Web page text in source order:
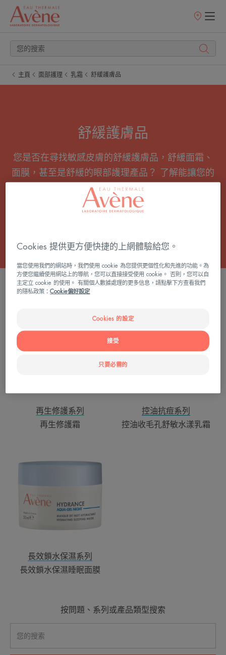
銷
主頁 面部護理 乳霜 舒緩護膚品
舒緩護膚品
您是否在尋找敏感皮膚的舒緩護膚品，舒緩面霜、
面膜，甚至是舒緩的眼部護理產品？ 了解能讓您的
皮膚立即感受到舒適的產品。
3 結果 "舒緩護膚品"
修
霜
再生修護系列
再生修護霜
收
孔
乳
霜
控油抗痘系列
控油收毛孔舒敏水漾乳霜
效
濕
睡
眠
膜
長效鎖水保濕系列
長效鎖水保濕睡眠面膜
按問題、系列或產品類型搜索
Cookies 提供更方便快捷的上網體驗給您。
當您使用我們的網站時，我們使用 cookie 為您提供更個性化和先進的功能。為
方便您繼續使用網站上的導航，您可以直接接受使用 cookie。 否則，您可以自
主定立 cookie 的使用。 有關個人數據處理的更多信息，請點擊下方查看我們
的隱私政策：Cookie偏好設定
Cookies 的設定
只要必需的
接受